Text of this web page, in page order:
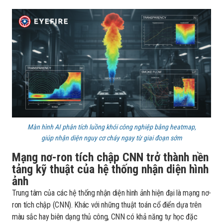
Màn hình AI phân tích luồng khói công nghiệp bằng heatmap,
giúp nhận diện nguy cơ cháy ngay từ giai đoạn sớm
Mạng nơ-ron tích chập CNN trở thành nền
tảng kỹ thuật của hệ thống nhận diện hình
ảnh
Trung tâm của các hệ thống nhận diện hình ảnh hiện đại là mạng nơ-
ron tích chập (CNN). Khác với những thuật toán cổ điển dựa trên
màu sắc hay biên dạng thủ công, CNN có khả năng tự học đặc